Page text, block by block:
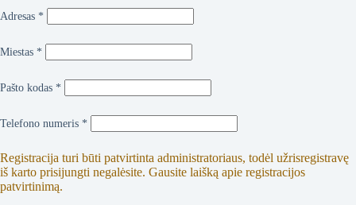
Adresas *
Miestas *
Pašto kodas *
Telefono numeris *
Registracija turi būti patvirtinta administratoriaus, todėl užrisregistravę
iš karto prisijungti negalėsite. Gausite laišką apie registracijos
patvirtinimą.